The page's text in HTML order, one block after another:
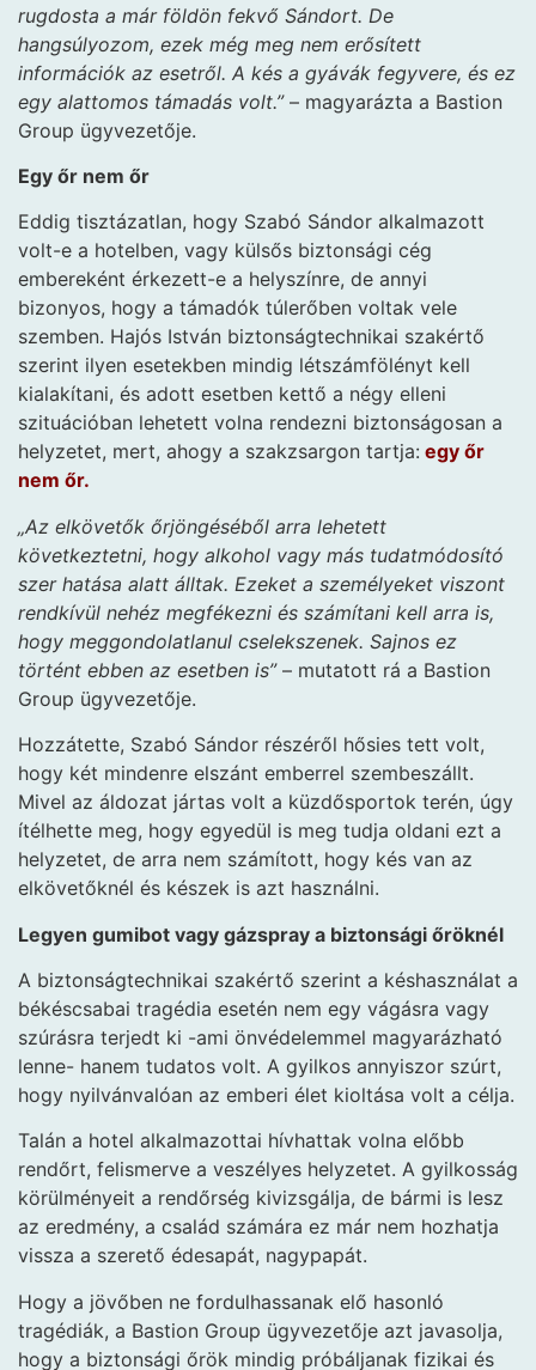
rugdosta a már földön fekvő Sándort. De
hangsúlyozom, ezek még meg nem erősített
információk az esetről. A kés a gyávák fegyvere, és ez
egy alattomos támadás volt.”– magyarázta a Bastion
Group ügyvezetője.
Egy őr nem őr
Eddig tisztázatlan, hogy Szabó Sándor alkalmazott
volt-e a hotelben, vagy külsős biztonsági cég
embereként érkezett-e a helyszínre, de annyi
bizonyos, hogy a támadók túlerőben voltak vele
szemben. Hajós István biztonságtechnikai szakértő
szerint ilyen esetekben mindig létszámfölényt kell
kialakítani, és adott esetben kettő a négy elleni
szituációban lehetett volna rendezni biztonságosan a
helyzetet, mert, ahogy a szakzsargon tartja: egy őr
nem őr.
„Az elkövetők őrjöngéséből arra lehetett
következtetni, hogy alkohol vagy más tudatmódosító
szer hatása alatt álltak. Ezeket a személyeket viszont
rendkívül nehéz megfékezni és számítani kell arra is,
hogy meggondolatlanul cselekszenek. Sajnos ez
történt ebben az esetben is”– mutatott rá a Bastion
Group ügyvezetője.
Hozzátette, Szabó Sándor részéről hősies tett volt,
hogy két mindenre elszánt emberrel szembeszállt.
Mivel az áldozat jártas volt a küzdősportok terén, úgy
ítélhette meg, hogy egyedül is meg tudja oldani ezt a
helyzetet, de arra nem számított, hogy kés van az
elkövetőknél és készek is azt használni.
Legyen gumibot vagy gázspray a biztonsági őröknél
A biztonságtechnikai szakértő szerint a késhasználat a
békéscsabai tragédia esetén nem egy vágásra vagy
szúrásra terjedt ki -ami önvédelemmel magyarázható
lenne- hanem tudatos volt. A gyilkos annyiszor szúrt,
hogy nyilvánvalóan az emberi élet kioltása volt a célja.
Talán a hotel alkalmazottai hívhattak volna előbb
rendőrt, felismerve a veszélyes helyzetet. A gyilkosság
körülményeit a rendőrség kivizsgálja, de bármi is lesz
az eredmény, a család számára ez már nem hozhatja
vissza a szerető édesapát, nagypapát.
Hogy a jövőben ne fordulhassanak elő hasonló
tragédiák, a Bastion Group ügyvezetője azt javasolja,
hogy a biztonsági őrök mindig próbáljanak fizikai és